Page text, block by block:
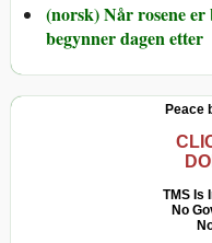
(norsk) Når rosene
begynner dagen etter
Peace
TMS Is
No